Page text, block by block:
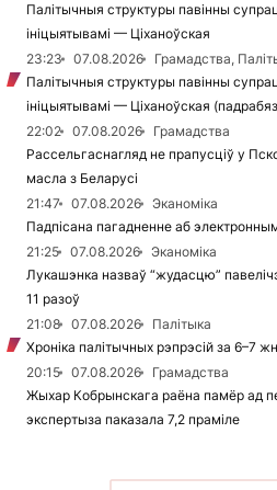
Палітычныя структуры павінны
ініцыятывамі — Ціханоўская
23:23
07.08.2026
Грамадства,
Палітычныя структуры павінны
ініцыятывамі — Ціханоўская
22:02
07.08.2026
Грамадства
Рассельгаснагляд не прапусціў у
масла з Беларусі
21:47
07.08.2026
Эканоміка
Падпісана пагадненне аб
21:25
07.08.2026
Эканоміка
Лукашэнка назваў “жудасцю”
11 разоў
21:08
07.08.2026
Палітыка
Хроніка палітычных рэпрэсій за 6–7
20:15
07.08.2026
Грамадства
Жыхар Кобрынскага раёна памёр ад
экспертыза паказала 7,2 праміле